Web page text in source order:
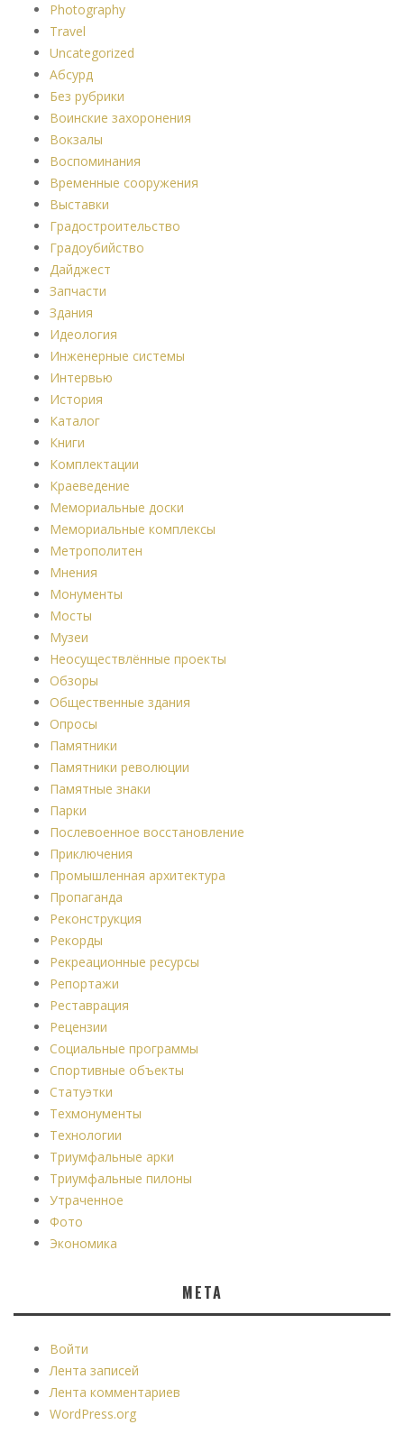
Photography
Travel
Uncategorized
Абсурд
Без рубрики
Воинские захоронения
Вокзалы
Воспоминания
Временные сооружения
Выставки
Градостроительство
Градоубийство
Дайджест
Запчасти
Здания
Идеология
Инженерные системы
Интервью
История
Каталог
Книги
Комплектации
Краеведение
Мемориальные доски
Мемориальные комплексы
Метрополитен
Мнения
Монументы
Мосты
Музеи
Неосуществлённые проекты
Обзоры
Общественные здания
Опросы
Памятники
Памятники революции
Памятные знаки
Парки
Послевоенное восстановление
Приключения
Промышленная архитектура
Пропаганда
Реконструкция
Рекорды
Рекреационные ресурсы
Репортажи
Реставрация
Рецензии
Социальные программы
Спортивные объекты
Статуэтки
Техмонументы
Технологии
Триумфальные арки
Триумфальные пилоны
Утраченное
Фото
Экономика
МЕТА
Войти
Лента записей
Лента комментариев
WordPress.org